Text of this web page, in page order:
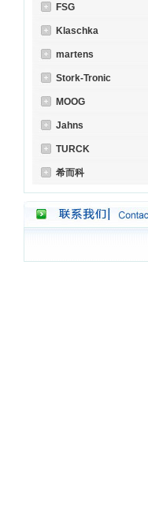
FSG
Klaschka
martens
Stork-Tronic
MOOG
Jahns
TURCK
希而科